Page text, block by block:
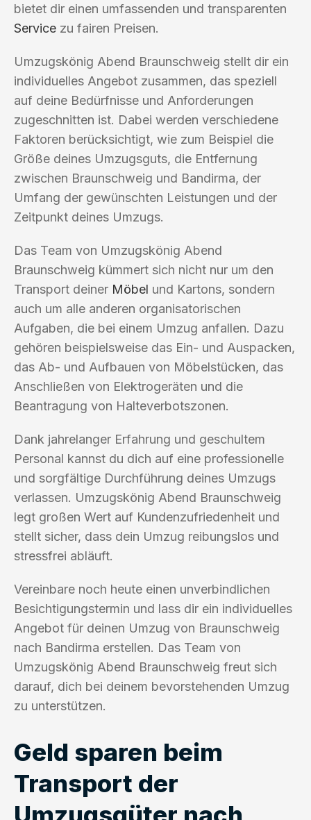
bietet dir einen umfassenden und transparenten
Service zu fairen Preisen.
Umzugskönig Abend Braunschweig stellt dir ein
individuelles Angebot zusammen, das speziell
auf deine Bedürfnisse und Anforderungen
zugeschnitten ist. Dabei werden verschiedene
Faktoren berücksichtigt, wie zum Beispiel die
Größe deines Umzugsguts, die Entfernung
zwischen Braunschweig und Bandirma, der
Umfang der gewünschten Leistungen und der
Zeitpunkt deines Umzugs.
Das Team von Umzugskönig Abend
Braunschweig kümmert sich nicht nur um den
Transport deiner Möbel und Kartons, sondern
auch um alle anderen organisatorischen
Aufgaben, die bei einem Umzug anfallen. Dazu
gehören beispielsweise das Ein- und Auspacken,
das Ab- und Aufbauen von Möbelstücken, das
Anschließen von Elektrogeräten und die
Beantragung von Halteverbotszonen.
Dank jahrelanger Erfahrung und geschultem
Personal kannst du dich auf eine professionelle
und sorgfältige Durchführung deines Umzugs
verlassen. Umzugskönig Abend Braunschweig
legt großen Wert auf Kundenzufriedenheit und
stellt sicher, dass dein Umzug reibungslos und
stressfrei abläuft.
Vereinbare noch heute einen unverbindlichen
Besichtigungstermin und lass dir ein individuelles
Angebot für deinen Umzug von Braunschweig
nach Bandirma erstellen. Das Team von
Umzugskönig Abend Braunschweig freut sich
darauf, dich bei deinem bevorstehenden Umzug
zu unterstützen.
Geld sparen beim
Transport der